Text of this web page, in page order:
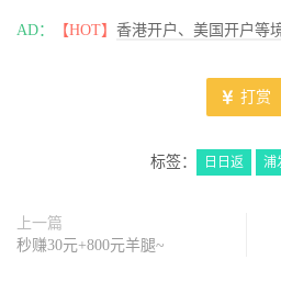
AD： 【HOT】 香港开户、美国开户等
打赏
标签： 日日返 浦
上一篇
秒赚30元+800元羊腿~